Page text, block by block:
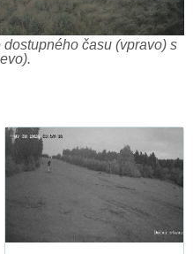
času (vpravo) s